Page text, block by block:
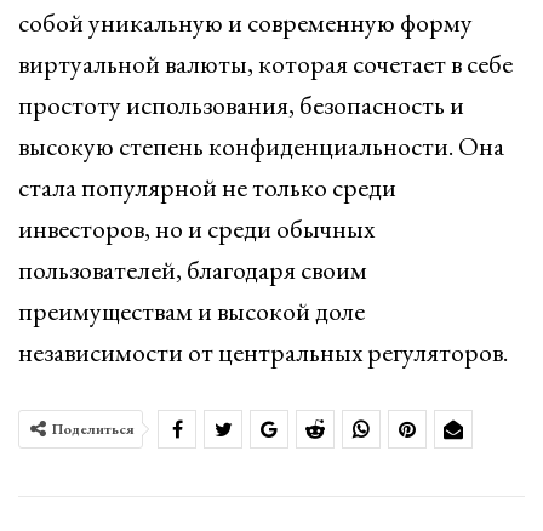
собой уникальную и современную форму
виртуальной валюты, которая сочетает в себе
простоту использования, безопасность и
высокую степень конфиденциальности. Она
стала популярной не только среди
инвесторов, но и среди обычных
пользователей, благодаря своим
преимуществам и высокой доле
независимости от центральных регуляторов.
Поделиться